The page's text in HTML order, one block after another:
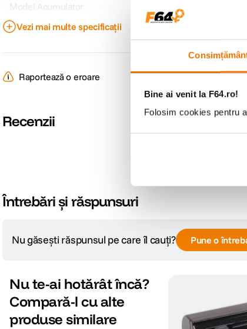
Bine ai venit la F64.ro!
Folosim cookies pentru
Model Acumulator
Model Compatibil
1339
Vezi mai multe specificații
Raportează o eroare
Recenzii
Întrebări și răspunsuri
Nu găsești răspunsul pe care îl cauți? Pune o
Nu te-ai hotărât încă?
Compară-l cu alte
produse similare